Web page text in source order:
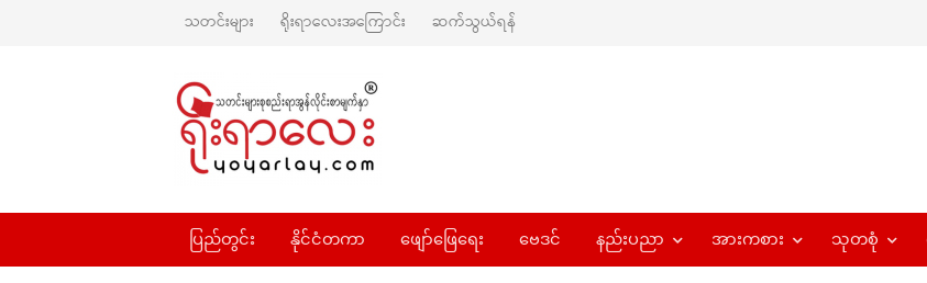
သတင်းများ ရိုးရာလေးအကြောင်း ဆက်သွယ်ရန်
ပြည်တွင်း နိုင်ငံတကာ ဖျော်ဖြေရေး ဗေဒင် နည်းပညာ အားကစား သုတစုံ